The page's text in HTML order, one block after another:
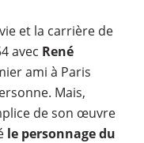
et la carrière de
avec René
ami à Paris
Mais,
de son œuvre
le personnage du